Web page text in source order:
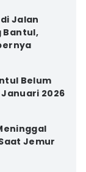
Jalan
Bantul,
Belum
2026
Jemur